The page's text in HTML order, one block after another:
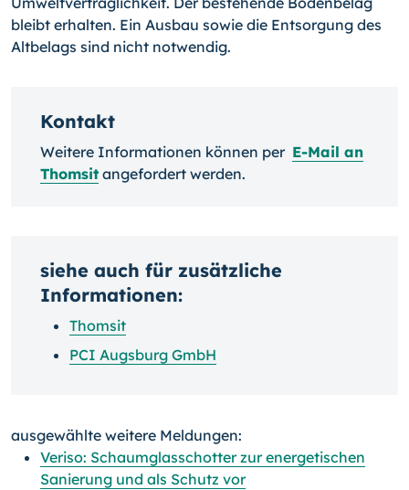
bleibt erhalten. Ein Ausbau sowie die Entsor­gung des
Altbelags sind nicht notwendig.
Kontakt
Weitere Informationen können per E-Mail an
Thomsit angefordert werden.
siehe auch für zusätzliche
Informationen:
Thomsit
PCI Augsburg GmbH
ausgewählte weitere Meldungen:
Veriso: Schaumglasschotter zur energetischen
Sanierung und als Schutz vor